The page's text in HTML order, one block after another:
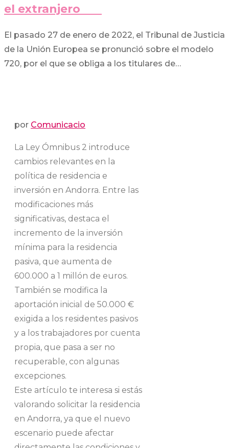
el extranjero
El pasado 27 de enero de 2022, el Tribunal de Justicia
de la Unión Europea se pronunció sobre el modelo
720, por el que se obliga a los titulares de…
por Comunicacio
La Ley Ómnibus 2 introduce
cambios relevantes en la
política de residencia e
inversión en Andorra. Entre las
modificaciones más
significativas, destaca el
incremento de la inversión
mínima para la residencia
pasiva, que aumenta de
600.000 a 1 millón de euros.
También se modifica la
aportación inicial de 50.000 €
exigida a los residentes pasivos
y a los trabajadores por cuenta
propia, que pasa a ser no
recuperable, con algunas
excepciones.
Este artículo te interesa si estás
valorando solicitar la residencia
en Andorra, ya que el nuevo
escenario puede afectar